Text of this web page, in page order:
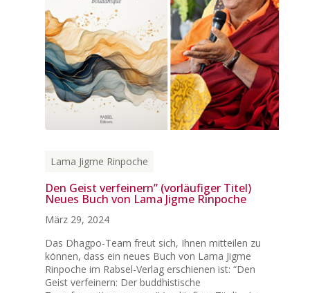
Lama Jigme Rinpoche
Den Geist verfeinern” (vorläufiger Titel)
Neues Buch von Lama Jigme Rinpoche
März 29, 2024
Das Dhagpo-Team freut sich, Ihnen mitteilen zu
können, dass ein neues Buch von Lama Jigme
Rinpoche im Rabsel-Verlag erschienen ist: “Den
Geist verfeinern: Der buddhistische